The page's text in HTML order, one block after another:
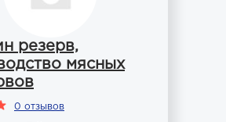
резерв,
мясных
0 отзывов